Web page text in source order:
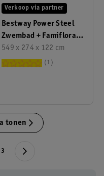
Bestway Power Steel
Zwembad + Famiflora
Startset Waterbeheer
549 x 274 x 122 cm
Verkoop via partner
1
tonen
3